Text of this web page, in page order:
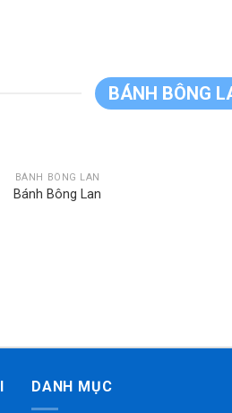
BÁNH BÔNG
BÁNH BÔNG LAN
Bánh Bông Lan
DANH MỤC